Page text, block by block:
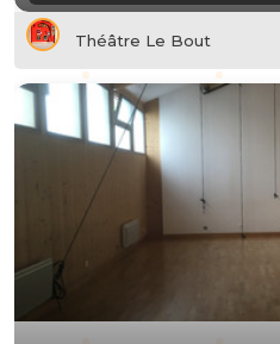
Théâtre Le Bout